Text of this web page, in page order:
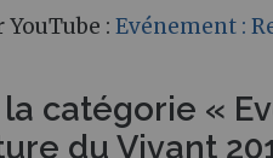
,rechercher
: Evénement :
la catégorie «
du Vivant